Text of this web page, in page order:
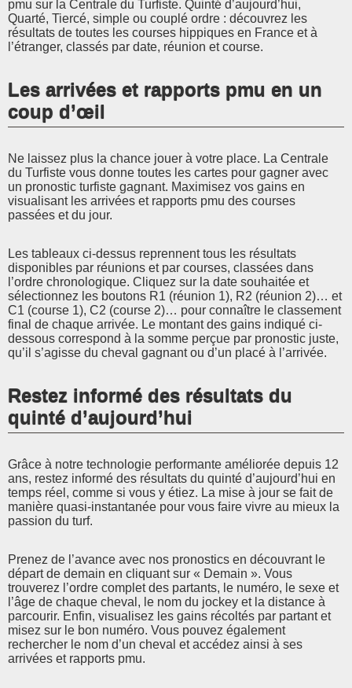
pmu sur la Centrale du Turfiste. Quinté d’aujourd’hui,
Quarté, Tiercé, simple ou couplé ordre : découvrez les
résultats de toutes les courses hippiques en France et à
l’étranger, classés par date, réunion et course.
Les arrivées et rapports pmu en un
coup d’œil
Ne laissez plus la chance jouer à votre place. La Centrale
du Turfiste vous donne toutes les cartes pour gagner avec
un pronostic turfiste gagnant. Maximisez vos gains en
visualisant les arrivées et rapports pmu des courses
passées et du jour.
Les tableaux ci-dessus reprennent tous les résultats
disponibles par réunions et par courses, classées dans
l’ordre chronologique. Cliquez sur la date souhaitée et
sélectionnez les boutons R1 (réunion 1), R2 (réunion 2)… et
C1 (course 1), C2 (course 2)… pour connaître le classement
final de chaque arrivée. Le montant des gains indiqué ci-
dessous correspond à la somme perçue par pronostic juste,
qu’il s’agisse du cheval gagnant ou d’un placé à l’arrivée.
Restez informé des résultats du
quinté d’aujourd’hui
Grâce à notre technologie performante améliorée depuis 12
ans, restez informé des résultats du quinté d’aujourd’hui en
temps réel, comme si vous y étiez. La mise à jour se fait de
manière quasi-instantanée pour vous faire vivre au mieux la
passion du turf.
Prenez de l’avance avec nos pronostics en découvrant le
départ de demain en cliquant sur « Demain ». Vous
trouverez l’ordre complet des partants, le numéro, le sexe et
l’âge de chaque cheval, le nom du jockey et la distance à
parcourir. Enfin, visualisez les gains récoltés par partant et
misez sur le bon numéro. Vous pouvez également
rechercher le nom d’un cheval et accédez ainsi à ses
arrivées et rapports pmu.